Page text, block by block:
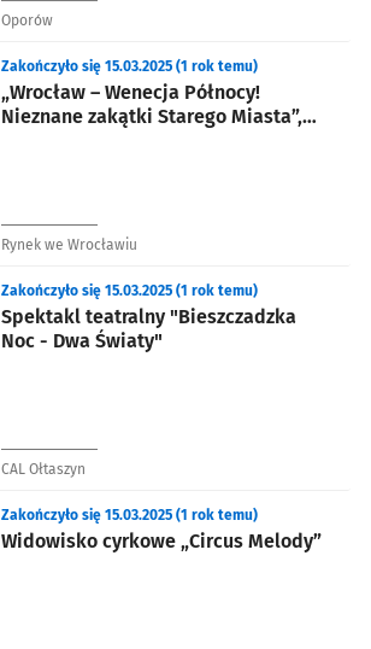
Oporów
„Wrocław – Wenecja Północy!
Nieznane zakątki Starego Miasta”,
Zakończyło się 15.03.2025 (1 rok temu)
Rynek we Wrocławiu
Spektakl teatralny "Bieszczadzka
Noc - Dwa Światy"
Zakończyło się 15.03.2025 (1 rok temu)
CAL Ołtaszyn
Widowisko cyrkowe „Circus Melody”
Zakończyło się 15.03.2025 (1 rok temu)